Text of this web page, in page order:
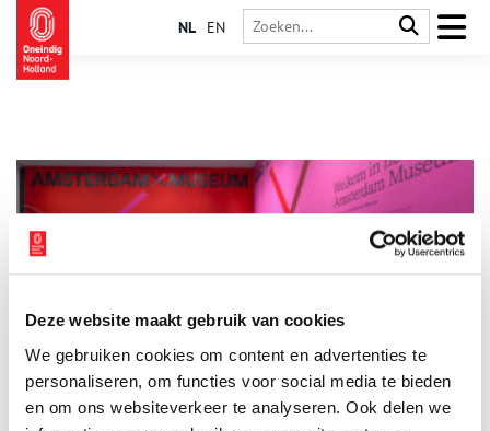
Deze website maakt gebruik van cookies
We gebruiken cookies om content en advertenties te
personaliseren, om functies voor social media te bieden
en om ons websiteverkeer te analyseren. Ook delen we
NL EN
internationaal ICOM-evenement
Dit jaar organiseert het Amsterdam Museum samen met
Imagine IC de internationale conferentie van stadsmusea en
eigentijds erfgoedpraktijk. Dit evenement wordt geïnitieerd